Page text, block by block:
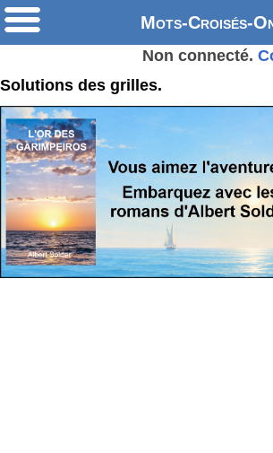
Mots-Croisés-
Non connecté.
Solutions des grilles.